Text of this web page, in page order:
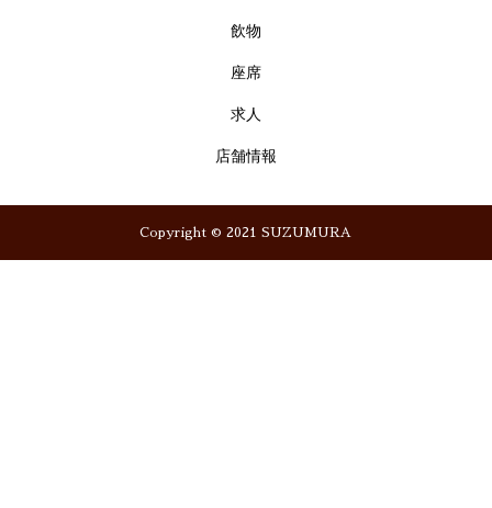
飲物
座席
求人
店舗情報
Copyright © 2021 SUZUMURA